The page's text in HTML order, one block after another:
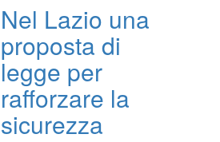
Nel Lazio una
proposta di
legge per
rafforzare la
sicurezza